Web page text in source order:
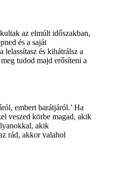
az elmúlt időszakban,
és a saját
és kihátrálsz a
tudod majd erősíteni a
embert barátjáról.’ Ha
veszed körbe magad, akik
akik
rád, akkor valahol